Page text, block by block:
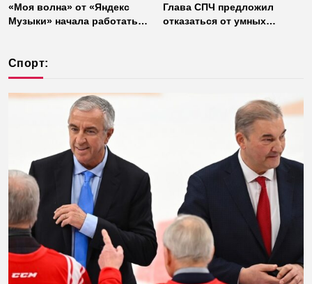
«Моя волна» от «Яндекс
Музыки» начала работать
Глава СПЧ предложил
отказаться от умных
Спорт: